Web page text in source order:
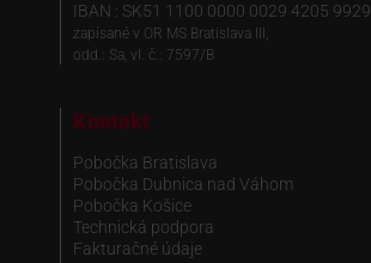
IBAN : SK51 1100 0000 0029 4205 9929
zapísané v OR MS Bratislava III,
odd.: Sa, vl. č.: 7597/B
Kontakt
Pobočka Bratislava
Pobočka Dubnica nad Váhom
Pobočka Košice
Technická podpora
Fakturačné údaje